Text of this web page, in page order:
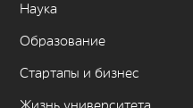
Наука
Образование
Стартапы и бизнес